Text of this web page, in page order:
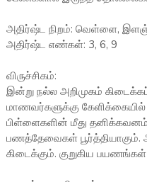
அதிர்ஷ்ட நிறம்: வெள்ளை,
அதிர்ஷ்ட எண்கள்: 3, 6, 9
விருச்சிகம்:
இன்று நல்ல அறிமுகம்
மாணவர்களுக்கு
பிள்ளைகளின் மீது தனிக்கவனம்
பணத்தேவைகள்
கிடைக்கும். குறுகிய பயணங்கள்